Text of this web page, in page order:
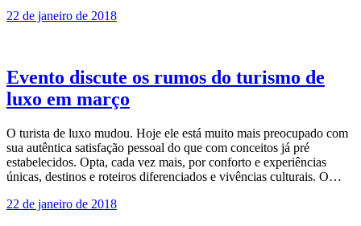
22 de janeiro de 2018
Evento discute os rumos do turismo de
luxo em março
O turista de luxo mudou. Hoje ele está muito mais preocupado com
sua autêntica satisfação pessoal do que com conceitos já pré
estabelecidos. Opta, cada vez mais, por conforto e experiências
únicas, destinos e roteiros diferenciados e vivências culturais. O…
22 de janeiro de 2018